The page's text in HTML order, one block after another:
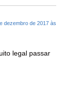
dezembro de 2017 às
legal passar